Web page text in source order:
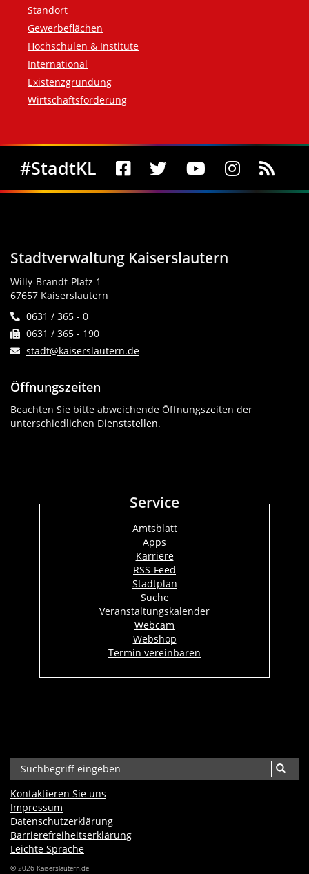
Standort
Gewerbeflächen
Hochschulen & Institute
International
Existenzgründung
Wirtschaftsförderung
Social Media
#StadtKL
Stadtverwaltung Kaiserslautern
Willy-Brandt-Platz 1
67657 Kaiserslautern
0631 / 365 - 0
0631 / 365 - 190
stadt@kaiserslautern.de
Öffnungszeiten
Beachten Sie bitte abweichende Öffnungszeiten der
unterschiedlichen Dienststellen.
Service
Amtsblatt
Apps
Karriere
RSS-Feed
Stadtplan
Suche
Veranstaltungskalender
Webcam
Webshop
Termin vereinbaren
Kontaktieren Sie uns
Impressum
Datenschutzerklärung
Barrierefreiheits­erklärung
Leichte Sprache
© 2026 Kaiserslautern.de